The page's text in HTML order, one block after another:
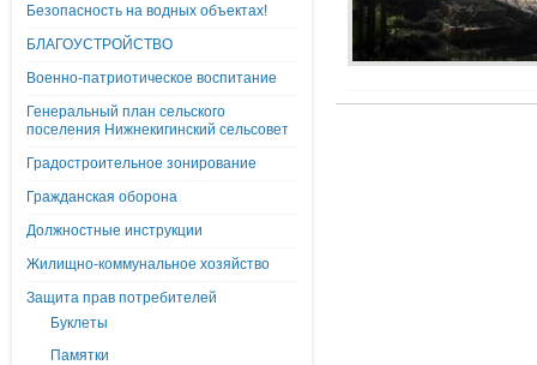
Безопасность на водных объектах!
БЛАГОУСТРОЙСТВО
Военно-патриотическое воспитание
Генеральный план сельского
поселения Нижнекигинский сельсовет
Градостроительное зонирование
Гражданская оборона
Должностные инструкции
Жилищно-коммунальное хозяйство
Защита прав потребителей
Буклеты
Памятки